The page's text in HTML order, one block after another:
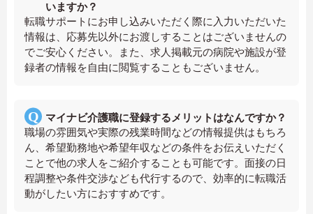
いますか？
転職サポートにお申し込みいただく際に入力いただいた
情報は、応募先以外にお渡しすることはございませんの
でご安心ください。また、求人掲載元の病院や施設が登
録者の情報を自由に閲覧することもございません。
マイナビ介護職に登録するメリットはなんですか？
職場の雰囲気や実際の残業時間などの情報提供はもちろ
ん、希望勤務地や希望年収などの条件をお伝えいただく
ことで他の求人をご紹介することも可能です。面接の日
程調整や条件交渉なども代行するので、効率的に転職活
動がしたい方におすすめです。